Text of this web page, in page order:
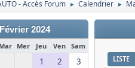
- Accès Forum ► Calendrier ►
Février 2024
Mar Mer Jeu Ven Sam
1 2
3
LISTE